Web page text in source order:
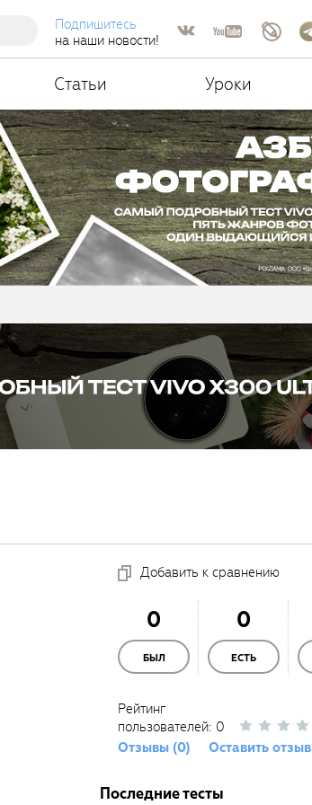
Подпишитесь
на наши новости!
Статьи Уроки
Добавить к сравнению
0
БЫЛ
0
ЕСТЬ
Рейтинг
пользователей: 0
Отзывы (0)
Оставить отзыв
Последние тесты